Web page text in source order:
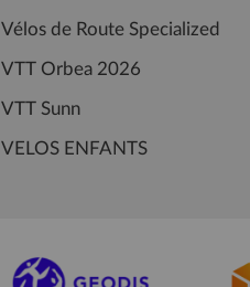
Vélos de Route Specialized
VTT Orbea 2026
VTT Sunn
VELOS ENFANTS